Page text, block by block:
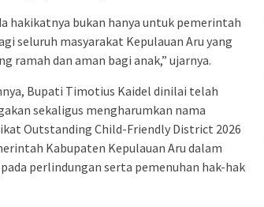
hakikatnya bukan hanya untuk pemerintah
seluruh masyarakat Kepulauan Aru yang
dan aman bagi anak,” ujarnya.
Bupati Timotius Kaidel dinilai telah
sekaligus mengharumkan nama
Outstanding Child-Friendly District 2026
Kabupaten Kepulauan Aru dalam
perlindungan serta pemenuhan hak-hak